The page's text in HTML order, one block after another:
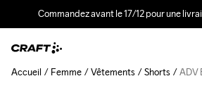
Commandez avant le 17/12 pour une
Accueil Femme Vêtements Shorts ADV